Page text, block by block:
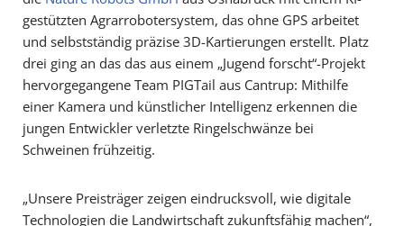
gestützten Agrarrobotersystem, das ohne GPS arbeitet
und selbstständig präzise 3D-Kartierungen erstellt. Platz
drei ging an das das aus einem „Jugend forscht“-Projekt
hervorgegangene Team PIGTail aus Cantrup: Mithilfe
einer Kamera und künstlicher Intelligenz erkennen die
jungen Entwickler verletzte Ringelschwänze bei
Schweinen frühzeitig.
„Unsere Preisträger zeigen eindrucksvoll, wie digitale
Technologien die Landwirtschaft zukunftsfähig machen“,